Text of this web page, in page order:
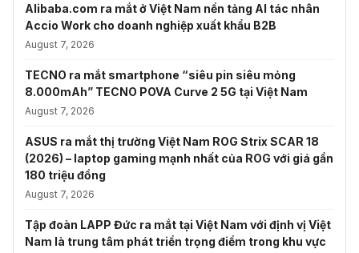
Alibaba.com ra mắt ở Việt Nam nền tảng AI tác nhân
Accio Work cho doanh nghiệp xuất khẩu B2B
August 7, 2026
TECNO ra mắt smartphone “siêu pin siêu mỏng
8.000mAh” TECNO POVA Curve 2 5G tại Việt Nam
August 7, 2026
ASUS ra mắt thị trường Việt Nam ROG Strix SCAR 18
(2026) – laptop gaming mạnh nhất của ROG với giá gần
180 triệu đồng
August 7, 2026
Tập đoàn LAPP Đức ra mắt tại Việt Nam với định vị Việt
Nam là trung tâm phát triển trọng điểm trong khu vực